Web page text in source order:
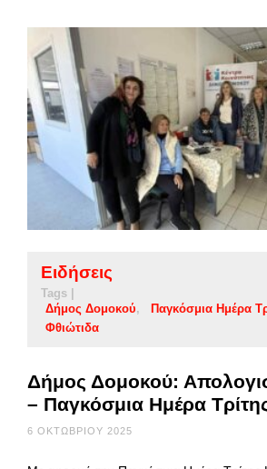
Ειδήσεις
Tags |
Δήμος Δομοκού
Παγκόσμια Ημέρα
Φθιώτιδα
Δήμος Δομοκού:
– Παγκόσμια Ημέρα
6 ΟΚΤΩΒΡΊΟΥ 2025